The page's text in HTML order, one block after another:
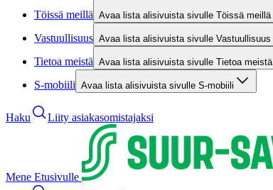
Töissä meillä Avaa lista alisivuista sivulle Töissä meillä
Vastuullisuus Avaa lista alisivuista sivulle Vastuullisuus
Tietoa meistä Avaa lista alisivuista sivulle Tietoa meistä
S-mobiili Avaa lista alisivuista sivulle S-mobiili
Haku Liity asiakasomistajaksi
Mene Etusivulle